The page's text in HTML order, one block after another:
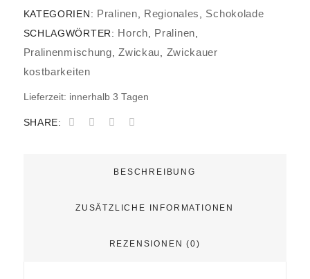
KATEGORIEN: Pralinen Regionales Schokolade
SCHLAGWÖRTER: Horch Pralinen
Pralinenmischung ,Zwickau
Zwickauer
kostbarkeiten
Lieferzeit: innerhalb 3 Tagen
SHARE:
BESCHREIBUNG
ZUSÄTZLICHE INFORMATIONEN
REZENSIONEN (0)